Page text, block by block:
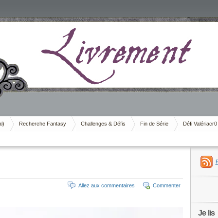
Recherche Fantasy Challenges & Défis Fin de Série Défi Valériacr0
Commenter
Allez aux commentaires
Je lis